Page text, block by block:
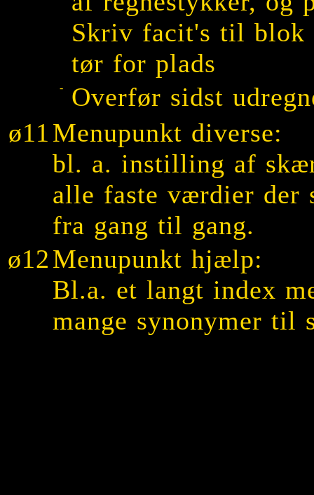
Skriv facit's til blok
tør for plads
-
Overfør sidst
ø11 Menupunkt diverse:
bl. a. instilling af
alle faste værdier der
fra gang til gang.
ø12Menupunkt hjælp:
Bl.a. et langt index
mange synonymer til